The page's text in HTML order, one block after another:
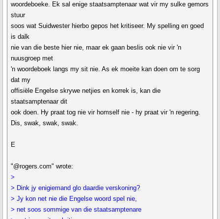
woordeboeke. Ek sal enige staatsamptenaar wat vir my sulke gemors
stuur
soos wat Suidwester hierbo gepos het kritiseer. My spelling en goed
is dalk
nie van die beste hier nie, maar ek gaan beslis ook nie vir 'n
nuusgroep met
'n woordeboek langs my sit nie. As ek moeite kan doen om te sorg
dat my
offisiële Engelse skrywe netjies en korrek is, kan die
staatsamptenaar dit
ook doen. Hy praat tog nie vir homself nie - hy praat vir 'n regering.
Dis, swak, swak, swak.
E
"@rogers.com" wrote:
>
> Dink jy enigiemand glo daardie verskoning?
> Jy kon net nie die Engelse woord spel nie,
> net soos sommige van die staatsamptenare